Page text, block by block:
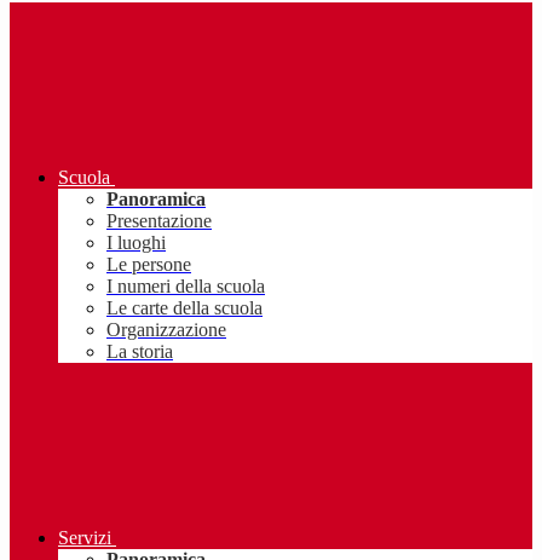
Scuola
Panoramica
Presentazione
I luoghi
Le persone
I numeri della scuola
Le carte della scuola
Organizzazione
La storia
Servizi